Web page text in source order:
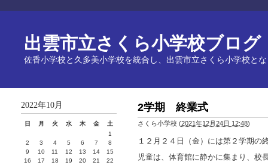
出雲市立さくら小学校ブログ
佐香小学校と久多美小学校を統合し、出雲市立さくら小学校と
2学期 終業式
さくら小学校 (2021年12月24日 12:48)
１２月２４日（金）には第２学期の
児童は、体育館に静かに集まり、校
2022年10月
日 月 火 水 木 金
土
1
2
3 4 5 6 7
8
9
10 11 12 13 14
15
16
17 18 19 20 21
22